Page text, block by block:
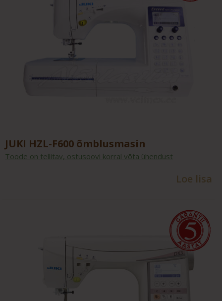
JUKI HZL-F600 õmblusmasin
Toode on tellitav, ostusoovi korral võta ühendust
Loe lisa